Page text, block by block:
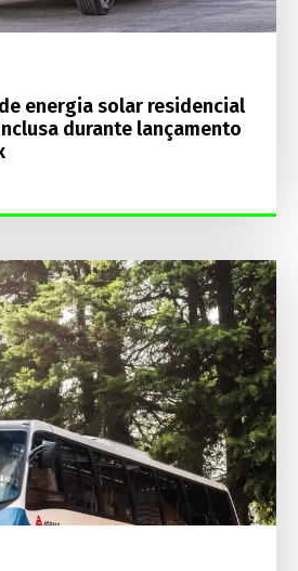
energia solar residencial
durante lançamento